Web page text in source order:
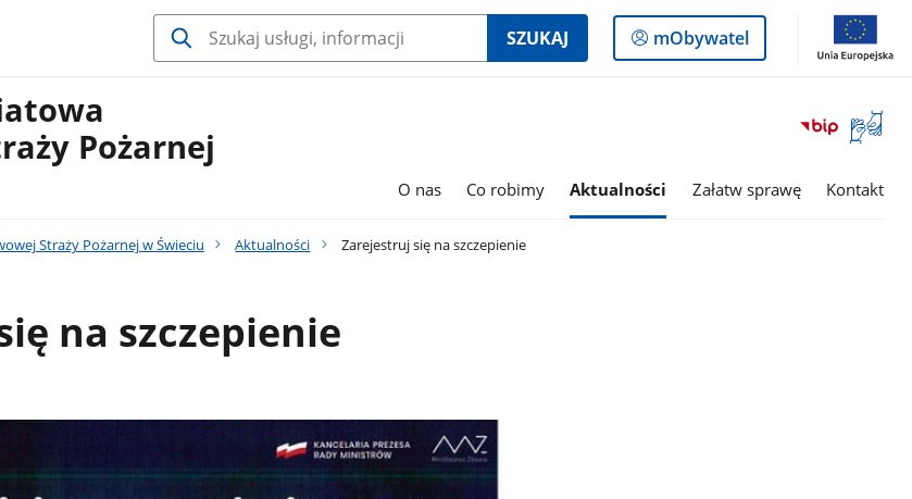
SZUKAJ
Logowanie
do
mObywatel
Otwórz
okno
Pożarnej
O nas Co robimy Aktualności Załatw sprawę Kontakt
Straży Pożarnej w Świeciu Aktualności Zarejestruj się na szczepienie
na szczepienie